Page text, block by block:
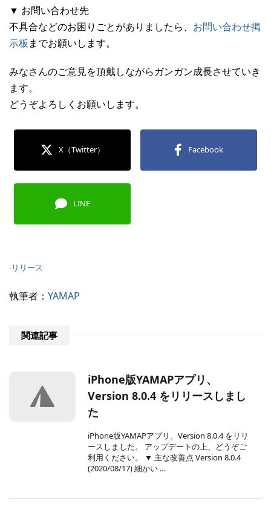
▼ お問い合わせ先
不具合などのお困りごとがありましたら、 お問い合わせ掲
示板 までお願いします。
みなさんのご意見を頂戴しながらガンガン成長させていき
ます。
どうぞよろしくお願いします。
X（Twitter） Facebook
LINE
-リリース
執筆者： YAMAP
関連記事
iPhone版YAMAPアプリ、
Version 8.0.4 をリリースしまし
た
iPhone版YAMAPアプリ、Version 8.0.4 をリリ
ースしました。 アップデートの上、どうぞご
利用ください。 ▼ 主な改善点 Version 8.0.4
(2020/08/17) 細かい …